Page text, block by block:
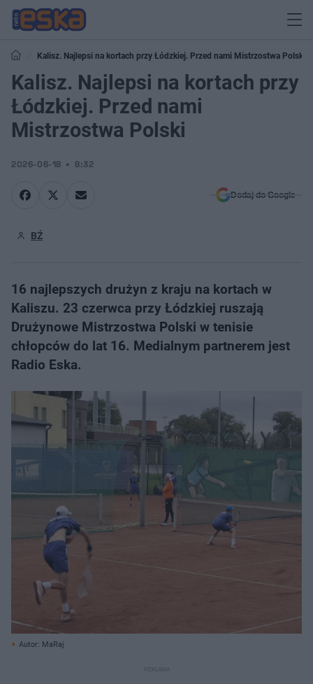
Kalisz. Najlepsi na kortach przy Łódzkiej. Przed nami Mistrzostwa Polski
Kalisz. Najlepsi na kortach przy
Łódzkiej. Przed nami
Mistrzostwa Polski
2026-06-18 8:32
Dodaj do Google
BŹ
16 najlepszych drużyn z kraju na kortach w
Kaliszu. 23 czerwca przy Łódzkiej ruszają
Drużynowe Mistrzostwa Polski w tenisie
chłopców do lat 16. Medialnym partnerem jest
Radio Eska.
Autor: MaRaj